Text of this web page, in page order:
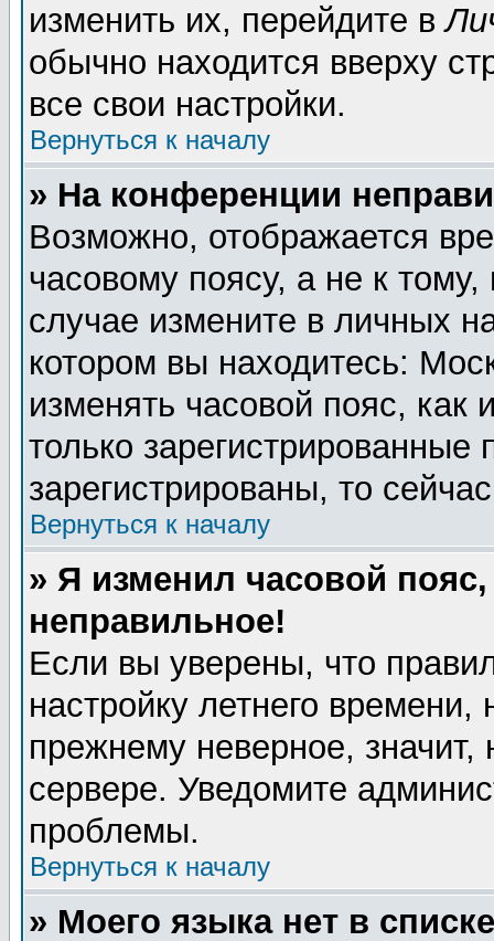
изменить их, перейдите в
обычно находится вверху
все свои настройки.
Вернуться к началу
» На конференции
Возможно, отображается
часовому поясу, а не к
случае измените в личных
котором вы находитесь:
изменять часовой пояс, как
только
зарегистрированы, то
Вернуться к началу
» Я изменил часовой
неправильное!
Если вы уверены, что
настройку летнего
прежнему неверное,
сервере. Уведомите
проблемы.
Вернуться к началу
» Моего языка нет в